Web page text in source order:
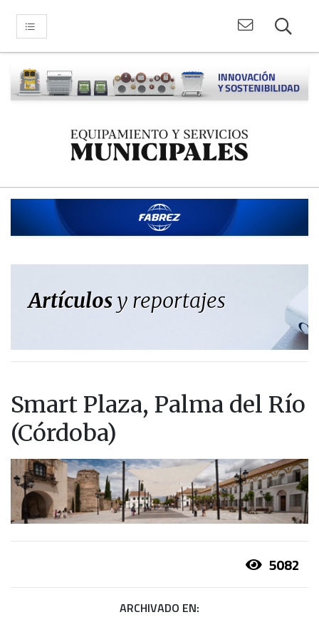
Artículosy reportajes
Smart Plaza, Palma del Río
(Córdoba)
5082
ARCHIVADO EN: